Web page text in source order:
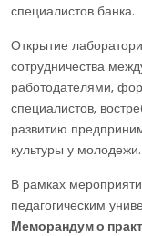
специалистов банка.
Открытие
сотрудничества
работодателями,
специалистов,
развитию
культуры у молодежи.
В рамках
педагогическим
Меморандум о